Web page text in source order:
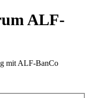
ALF-
mit ALF-BanCo